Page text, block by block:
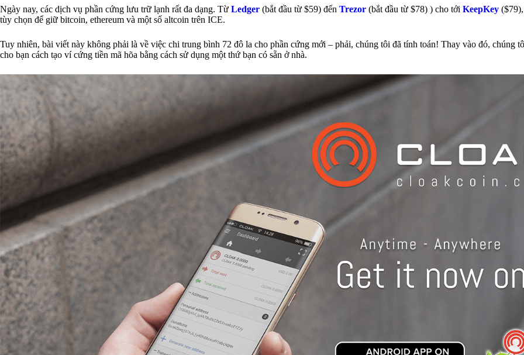
Ngày nay, các dịch vụ phần cứng lưu trữ lạnh rất đa dạng. Từ Ledger (bắt đầu từ $59) đến Trezor (bắt đầu từ $78) ) cho tới KeepKey
tùy chọn để giữ bitcoin, ethereum và một số altcoin trên ICE.
Tuy nhiên, bài viết này không phải là về việc chi trung bình 72 đô la cho phần cứng mới – phải, chúng tôi đã tính toán! Thay vào đó, chúng
cho bạn cách tạo ví cứng tiền mã hõa bằng cách sử dụng một thứ bạn có sẵn ở nhà.